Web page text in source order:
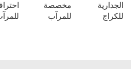
الجدارية
للكراج
مخصصة
للمرآب